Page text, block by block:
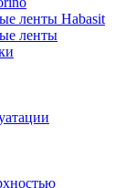
ленты Habasit
ленты